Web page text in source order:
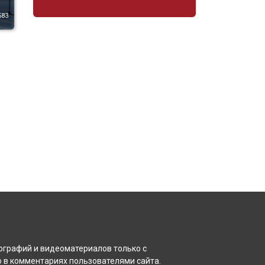
3 города Бурятии
старейшем дацане
и видеоматериалов только с
комментариях пользователями сайта.